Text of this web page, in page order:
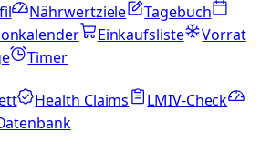
Nährwertziele
Tagebuch
Einkaufsliste
Vorrat
Timer
Health Claims
LMIV-Check